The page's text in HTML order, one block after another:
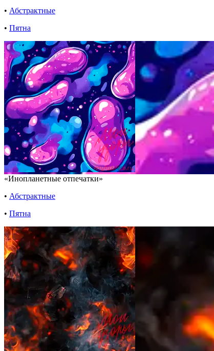
• Абстрактные
• Пятна
«Инопланетные отпечатки»
• Абстрактные
• Пятна